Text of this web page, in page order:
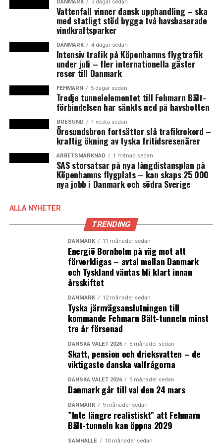
Sverige. Politikerna från utskotten gjorde en rundresa i
regionen och informerades bland annat om bornholmsk
transittrafik vid Ystads hamn och om den framtida
kapaciteten på Öresundsbron, som enligt olika gjorda
beräkningar har kapacitet att ta emot gods- och
persontrafik över Öresund fram till 2050.
– Vi har under lång tid tryckt på att när man planerar
svensk infrastruktur så måste man tänka bortom
landsgränserna, och det samma gäller i Danmark. Att
man nu gör den här typen av träff och rundresa tycker
jag är jättevärdefullt, säger Katrin Stjernfeldt Jammeh.
Denna intervju gjordes inför mötet mellan de danska
och svenska parlamentarikerna och danska
transportudvalgets inbjudan till sin svenska
motsvarighet är ett tecken på ökat danskt intresse för
aktuella arbetskraftsbristen på dansk sida har lett till
ett ökat intresse för att kunna arbetspendla över
sundet, medan på svenska sidan är det viktigt att kunna
sända fler miljövänliga godstransporter via tåg istället
för lastbil på vägarna, i och med öppnandet av Fehmarn
Bält-förbindelsen 2029.
– För dansk sida som har en huvudstad som är väldigt
kort på folk när det handlar om kompetensförsörjning,
så handlar det om att förstora arbetsmarknadsregionen
för att danskt näringsliv inte ska tappa växtkraft, och
detta är påtagligt. Det har ökat de senaste åren att det
danska näringslivet bjuder in till dialog kring att
förstora arbetsmarknadsregionen, säger Katrin
Stjernfeldt Jammeh.
Öresundsmetron innebär att det ska kunna gå att resa
mellan Malmö C och Köpenhamn H på 23 minuter och
den därmed kommer att utöka arbetsmarknaden från
där man kan pendla inom på under en timme med cirka
DANMARK 3 dagar sedan
Vattenfall vinner dansk upphandling – ska
med statligt stöd bygga två havsbaserade
vindkraftsparker
DANMARK 4 dagar sedan
Intensiv trafik på Köpenhamns flygtrafik
under juli – fler internationella gäster
reser till Danmark
FEHMARN 5 dagar sedan
Tredje tunnelelementet till Fehmarn Bält-
förbindelsen har sänkts ned på havsbotten
ØRESUND 1 vecka sedan
Öresundsbron fortsätter slå trafikrekord –
kraftig ökning av tyska fritidsresenärer
ARBETSMARKNAD 1 månad sedan
SAS storsatsar på nya långdistansplan på
Köpenhamns flygplats – kan skaps 25 000
nya jobb i Danmark och södra Sverige
ALLA NYHETER
TRENDING
DANMARK 11 månader sedan
Energiö Bornholm på väg mot att
förverkligas – avtal mellan Danmark
och Tyskland väntas bli klart innan
årsskiftet
DANMARK 12 månader sedan
Tyska järnvägsanslutningen till
kommande Fehmarn Bält-tunneln minst
tre år försenad
DANSKA VALET 2026 5 månader sedan
Skatt, pension och dricksvatten – de
viktigaste danska valfrågorna
DANSKA VALET 2026 5 månader sedan
Danmark går till val den 24 mars
DANMARK 9 månader sedan
”Inte längre realistiskt” att Fehmarn
Bält-tunneln kan öppna 2029
SAMHÄLLE 10 månader sedan